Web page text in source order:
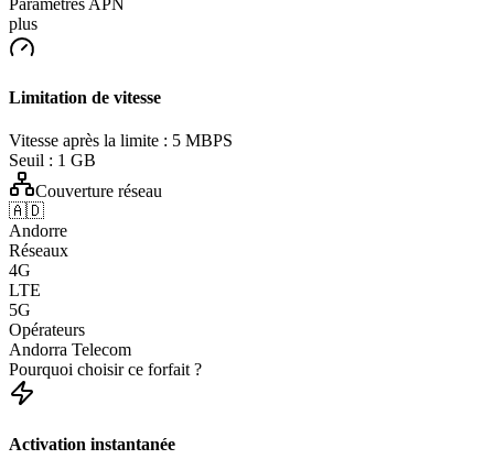
plus
Limitation de vitesse
Vitesse après la limite : 5 MBPS
Seuil : 1 GB
Couverture réseau
🇦🇩
Andorre
Réseaux
4G
LTE
5G
Opérateurs
Andorra Telecom
Pourquoi choisir ce forfait ?
Activation instantanée